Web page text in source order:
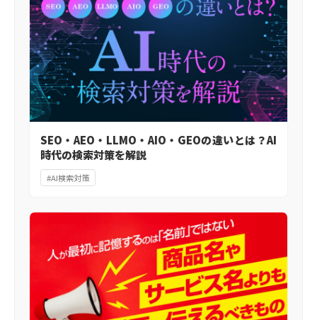
SEO・AEO・LLMO・AIO・GEOの違いとは？AI
時代の検索対策を解説
#AI検索対策